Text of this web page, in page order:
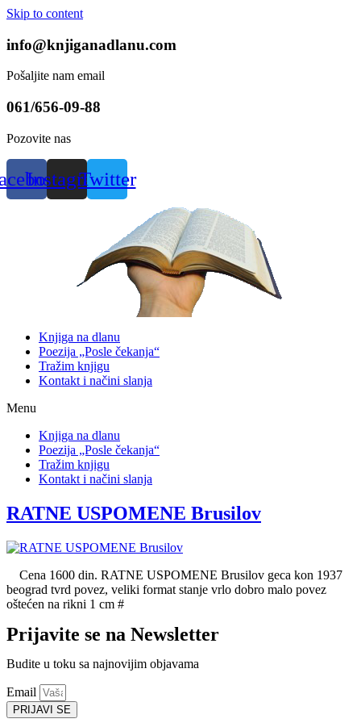
Skip to content
info@knjiganadlanu.com
Pošaljite nam email
061/656-09-88
Pozovite nas
InstagramTwitter
Knjiga na dlanu
Poezija „Posle čekanja“
Tražim knjigu
Kontakt i načini slanja
Menu
Knjiga na dlanu
Poezija „Posle čekanja“
Tražim knjigu
Kontakt i načini slanja
RATNE USPOMENE Brusilov
Cena 1600 din. RATNE USPOMENE Brusilov geca kon 1937
beograd tvrd povez, veliki format stanje vrlo dobro malo povez
oštećen na rikni 1 cm #
Prijavite se na Newsletter
Budite u toku sa najnovijim objavama
Email
PRIJAVI SE